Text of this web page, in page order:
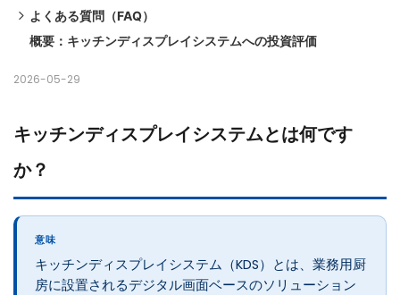
よくある質問（FAQ）
1. 小規模レストランにKDS（キッチンディスペンサー）を設
3. KDSは紙のチケットと比べて、どのように継続的な運用コ
ストを削減するのでしょうか？
ドウェア仕様は何ですか？
概要：キッチンディスプレイシステムへの投資評価
2026-05-29
キッチンディスプレイシステムとは何です
か？
意味
キッチンディスプレイシステム（KDS）とは、業務用厨
房に設置されるデジタル画面ベースのソリューション